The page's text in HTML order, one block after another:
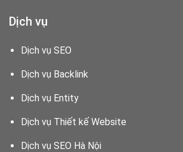
Dịch vụ
Dịch vụ SEO
Dịch vụ Backlink
Dịch vụ Entity
Dịch vụ Thiết kế Website
Dịch vụ SEO Hà Nội